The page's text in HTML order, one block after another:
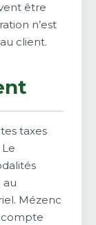
être
n’est
client.
taxes
au
Mézenc